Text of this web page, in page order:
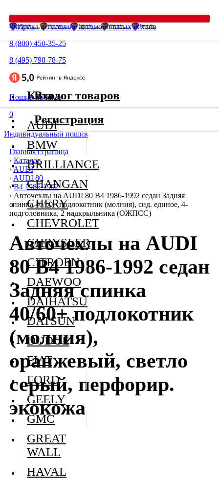
Фабрика по пошиву автомобильных чехлов
8 (800) 450-35-25
8 (495) 798-78-75
Пошив на заказ
0
Индивидуальный пошив
Главная страница
› Каталог
›AUDI
› AUDI 80
› В4 1986-1992
› Авточехлы на AUDI 80 В4 1986-1992 седан Задняя
спинка 40/60+ подлокотник (молния), сид. единое, 4-
подголовника, 2 надкрыльника (ОЖПСС)
Авточехлы на AUDI
80 В4 1986-1992 седан
Задняя спинка
40/60+ подлокотник
(молния),
оранжевый, светло
серый, перфорир.
экокожа
Каталог товаров
AUDI
BMW
BRILLIANCE
CHANGAN
CHERY
CHEVROLET
CHRYSLER
CITROEN
DAEWOO
DAIHATSU
DATSUN
DODGE
FIAT
FORD
GEELY
GMC
GREAT
WALL
HAVAL
Вход
Регистрация